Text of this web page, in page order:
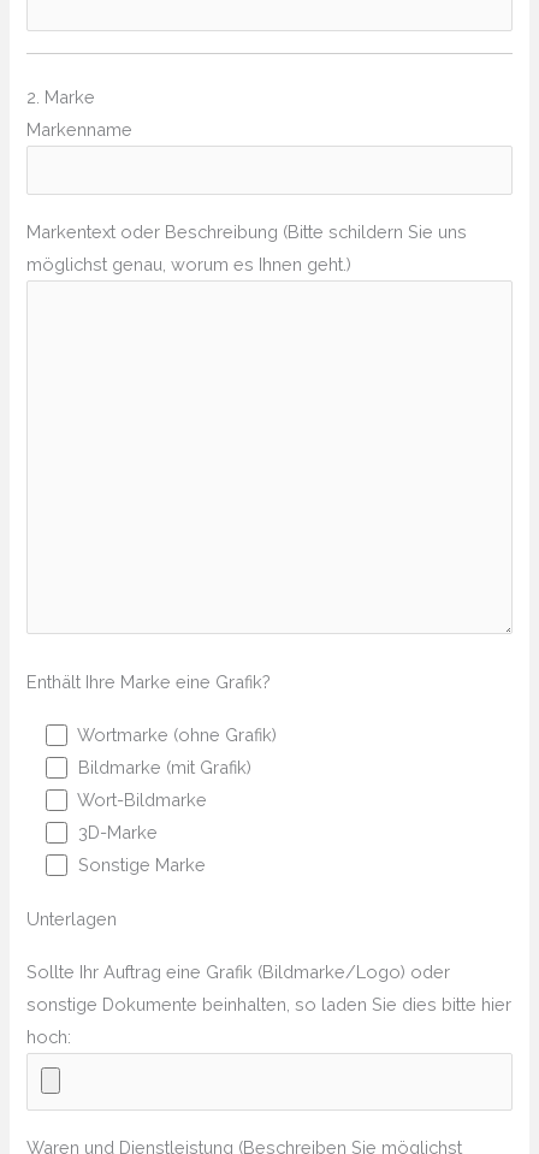
2. Marke
Markenname
Markentext oder Beschreibung (Bitte schildern Sie uns
möglichst genau, worum es Ihnen geht.)
Enthält Ihre Marke eine Grafik?
Wortmarke (ohne Grafik)
Bildmarke (mit Grafik)
Wort-Bildmarke
3D-Marke
Sonstige Marke
Unterlagen
Sollte Ihr Auftrag eine Grafik (Bildmarke/Logo) oder
sonstige Dokumente beinhalten, so laden Sie dies bitte hier
hoch:
Waren und Dienstleistung (Beschreiben Sie möglichst